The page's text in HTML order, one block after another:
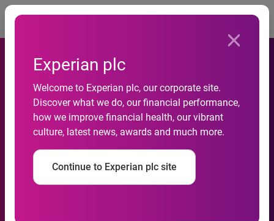
Experian plc
Welcome to Experian plc, our corporate site.
Discover what we do, our financial performance,
how we improve financial health, our vibrant
culture, latest news, awards and much more.
Continue to Experian plc site
エクスペリアンジャパン、
ライフスタイルによるセグ
メントが可能な 新しい
「Experian Mosaic Japan」
を提供開始